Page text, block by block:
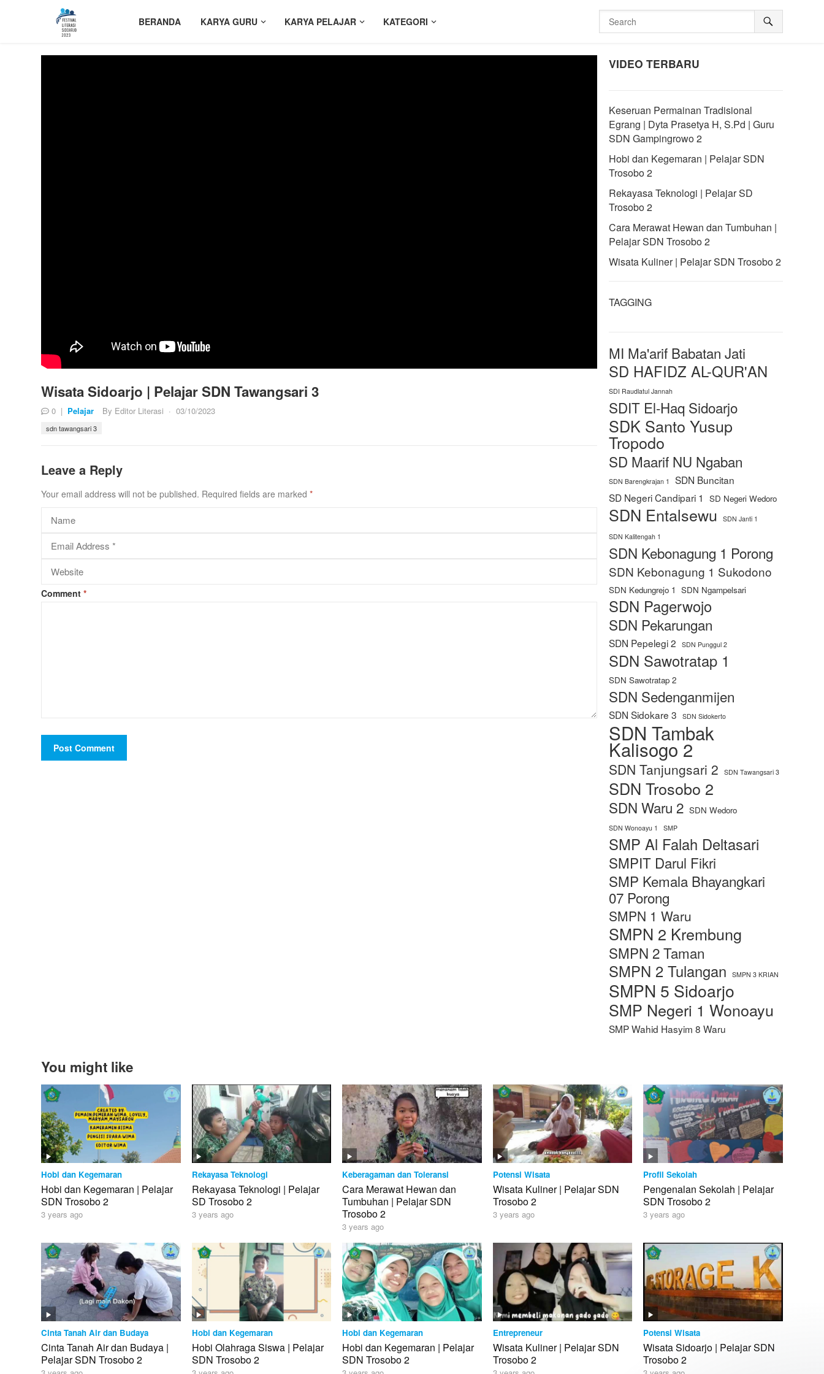
BERANDA KARYA GURU KARYA PELAJAR KATEGORI
Wisata Sidoarjo | Pelajar SDN Tawangsari 3
0 | Pelajar By Editor Literasi · 03/10/2023
sdn tawangsari 3
Leave a Reply
Your email address will not be published. Required fields are marked*
Comment*
VIDEO TERBARU
Keseruan Permainan Tradisional
Egrang | Dyta Prasetya H, S.Pd | Guru
SDN Gampingrowo 2
Hobi dan Kegemaran | Pelajar SDN
Trosobo 2
Rekayasa Teknologi | Pelajar SD
Trosobo 2
Cara Merawat Hewan dan Tumbuhan |
Pelajar SDN Trosobo 2
Wisata Kuliner | Pelajar SDN Trosobo 2
TAGGING
MI Ma'arif Babatan Jati
SD HAFIDZ AL-QUR'AN
SDI Raudlatul Jannah
SDIT El-Haq Sidoarjo
SDK Santo Yusup
Tropodo
SD Maarif NU Ngaban
SDN Barengkrajan 1
SDN Buncitan
SD Negeri Candipari 1
SD Negeri Wedoro
SDN Entalsewu
SDN Janti 1
SDN Kalitengah 1
SDN Kebonagung 1 Porong
SDN Kebonagung 1 Sukodono
SDN Kedungrejo 1 SDN Ngampelsari
SDN Pagerwojo
SDN Pekarungan
SDN Pepelegi 2 SDN Punggul 2
SDN Sawotratap 1
SDN Sawotratap 2
SDN Sedenganmijen
SDN Sidokare 3 SDN Sidokerto
SDN Tambak
Kalisogo 2
SDN Tanjungsari 2 SDN Tawangsari 3
SDN Trosobo 2
SDN Waru 2 SDN Wedoro
SDN Wonoayu 1 SMP
SMP Al Falah Deltasari
SMPIT Darul Fikri
SMP Kemala Bhayangkari
07 Porong
SMPN 1 Waru
SMPN 2 Krembung
SMPN 2 Taman
SMPN 2 Tulangan SMPN 3 KRIAN
SMPN 5 Sidoarjo
SMP Negeri 1 Wonoayu
SMP Wahid Hasyim 8 Waru
You might like
Hobi dan Kegemaran
Hobi dan Kegemaran | Pelajar
SDN Trosobo 2
3 years ago
Rekayasa Teknologi
Rekayasa Teknologi | Pelajar
SD Trosobo 2
3 years ago
Keberagaman dan Toleransi
Cara Merawat Hewan dan
Tumbuhan | Pelajar SDN
Trosobo 2
3 years ago
Potensi Wisata
Wisata Kuliner | Pelajar SDN
Trosobo 2
3 years ago
Profil Sekolah
Pengenalan Sekolah | Pelajar
SDN Trosobo 2
3 years ago
Cinta Tanah Air dan Budaya
Cinta Tanah Air dan Budaya |
Pelajar SDN Trosobo 2
Hobi dan Kegemaran
Hobi Olahraga Siswa | Pelajar
SDN Trosobo 2
Hobi dan Kegemaran
Hobi dan Kegemaran | Pelajar
SDN Trosobo 2
Entrepreneur
Wisata Kuliner | Pelajar SDN
Trosobo 2
Potensi Wisata
Wisata Sidoarjo | Pelajar SDN
Trosobo 2